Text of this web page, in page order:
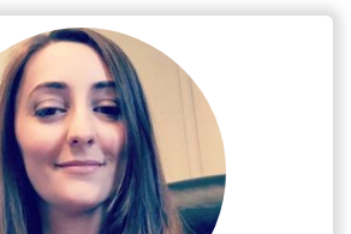
Corse du Sud, surplombant le fleuve et à
moins de 400 m de la plage, la Résidence
Capu Seninu propose 20 appartements du
studio au T3, entièrement rénovés en 2015.